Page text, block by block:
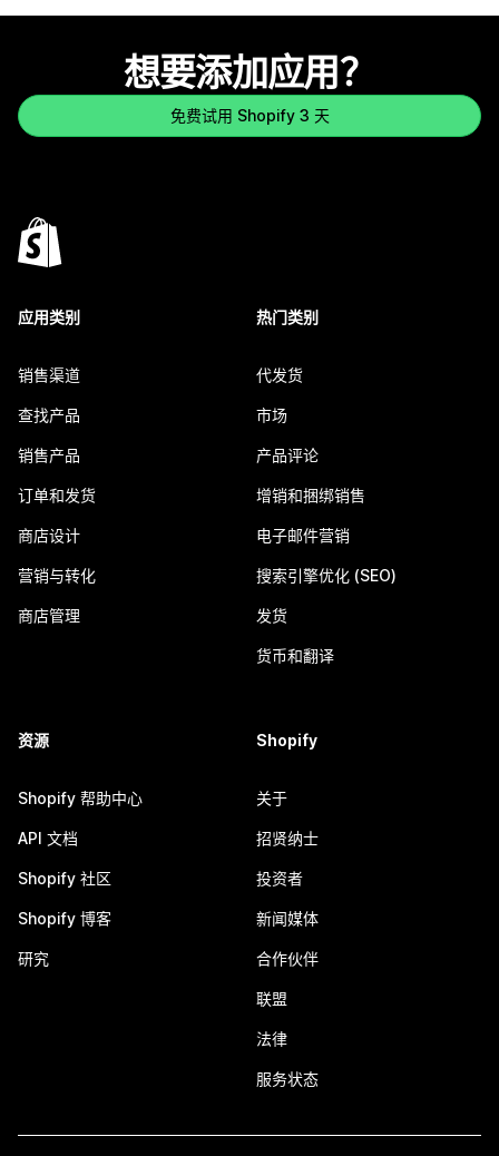
想要添加应用？
免费试用 Shopify 3 天
应用类别
销售渠道
查找产品
销售产品
订单和发货
商店设计
营销与转化
商店管理
热门类别
代发货
市场
产品评论
增销和捆绑销售
电子邮件营销
搜索引擎优化 (SEO)
发货
货币和翻译
资源
Shopify 帮助中心
API 文档
Shopify 社区
Shopify 博客
研究
Shopify
关于
招贤纳士
投资者
新闻媒体
合作伙伴
联盟
法律
服务状态